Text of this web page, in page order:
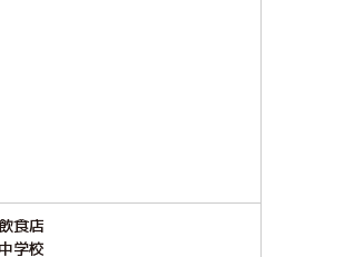
食店
中学校